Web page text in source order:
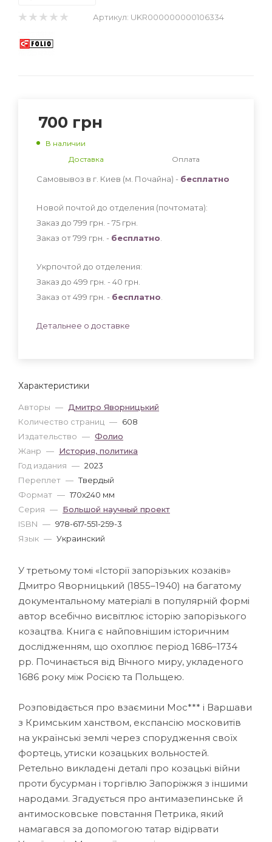
Артикул: UKR000000000106334
Характеристики
Авторы — Дмитро Яворницький
Количество страниц — 608
Издательство — Фолио
Жанр — История, политика
Год издания — 2023
Переплет — Твердый
Формат — 170x240 мм
Серия — Большой научный проект
ISBN — 978-617-551-259-3
Язык — Украинский
700 грн
В наличии
Доставка
Оплата
Самовывоз в г. Киев (м. Почайна) - бесплатно
Новой почтой до отделения (почтомата):
Заказ до 799 грн. - 75 грн
Заказ от 799 грн. - бесплатно
Укрпочтой до отделения:
Заказ до 499 грн. - 40 грн
Заказ от 499 грн. - бесплатно
Детальнее о доставке
У третьому томі «Історії запорізьких козаків»
Дмитро Яворницький (1855–1940) на багатому
документальному матеріалі в популярній формі
автор всебічно висвітлює історію запорізького
козацтва. Книга є найповнішим історичним
дослідженням, що охоплює період 1686–1734
рр. Починається від Вічного миру, укладеного
1686 року між Росією та Польщею.
Розповідається про взаємини Мос*** і Варшави
з Кримським ханством, експансію московитів
на українські землі через спорудження своїх
фортець, утиски козацьких вольностей.
Ретельно викладені деталі про козацькі війни
проти бусурман і торгівлю Запоріжжя з іншими
народами. Згадується про антимазепинське й
антимосковське повстання Петрика, який
намагався за допомогою татар відірвати